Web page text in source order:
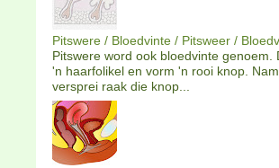
Pitswere / Bloedvinte / Pitsweer /
Pitswere word ook bloedvinte genoem.
'n haarfolikel en vorm 'n rooi knop.
versprei raak die knop...